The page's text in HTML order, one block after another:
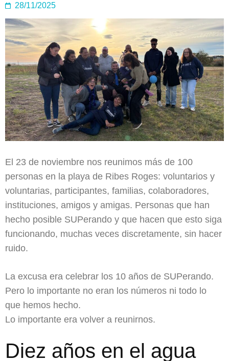
28/11/2025
El 23 de noviembre nos reunimos más de 100
personas en la playa de Ribes Roges: voluntarios y
voluntarias, participantes, familias, colaboradores,
instituciones, amigos y amigas. Personas que han
hecho posible SUPerando y que hacen que esto siga
funcionando, muchas veces discretamente, sin hacer
ruido.
La excusa era celebrar los 10 años de SUPerando.
Pero lo importante no eran los números ni todo lo
que hemos hecho.
Lo importante era volver a reunirnos.
Diez años en el agua